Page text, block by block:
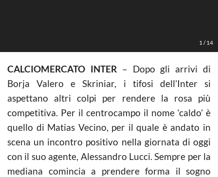
1 /14
CALCIOMERCATO INTER– Dopo gli arrivi di
Borja Valero e Skriniar, i tifosi dell’Inter si
aspettano altri colpi per rendere la rosa più
competitiva. Per il centrocampo il nome ‘caldo’ è
quello di Matias Vecino, per il quale è andato in
scena un incontro positivo nella giornata di oggi
con il suo agente, Alessandro Lucci. Sempre per la
mediana comincia a prendere forma il sogno